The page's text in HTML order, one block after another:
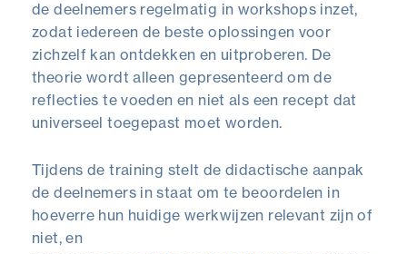
de deelnemers regelmatig in workshops inzet,
zodat iedereen de beste oplossingen voor
zichzelf kan ontdekken en uitproberen. De
theorie wordt alleen gepresenteerd om de
reflecties te voeden en niet als een recept dat
universeel toegepast moet worden.
Tijdens de training stelt de didactische aanpak
de deelnemers in staat om te beoordelen in
hoeverre hun huidige werkwijzen relevant zijn of
niet, en